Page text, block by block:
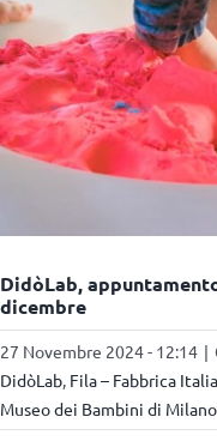
DidòLab,
dicembre
27 Novembre 2024 - 12:14 |
DidòLab, Fila – Fabbrica
Museo dei Bambini di Milano